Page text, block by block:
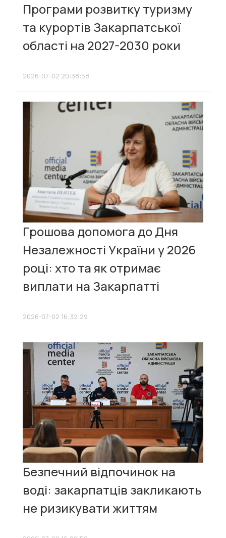
Програми розвитку туризму
та курортів Закарпатської
області на 2027-2030 роки
2026-07-02 20:38:58
Грошова допомога до Дня
Незалежності України у 2026
році: хто та як отримає
виплати на Закарпатті
2026-07-02 16:32:29
Безпечний відпочинок на
воді: закарпатців закликають
не ризикувати життям